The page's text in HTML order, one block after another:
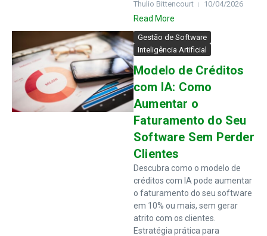
Thulio Bittencourt 10/04/2026
Read More
Gestão de Software
Inteligência Artificial
Modelo de Créditos
com IA: Como
Aumentar o
Faturamento do Seu
Software Sem Perder
Clientes
Descubra como o modelo de
créditos com IA pode aumentar
o faturamento do seu software
em 10% ou mais, sem gerar
atrito com os clientes.
Estratégia prática para